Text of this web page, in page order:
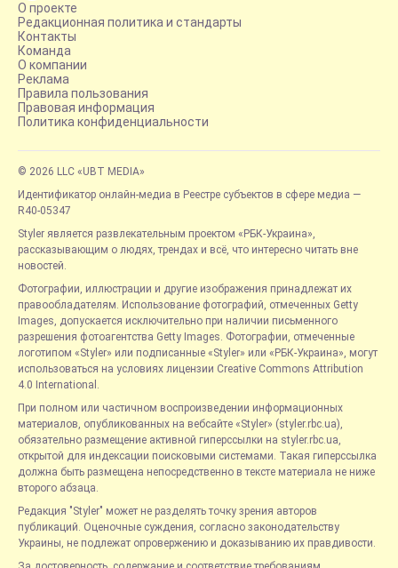
О проекте
Редакционная политика и стандарты
Контакты
Команда
О компании
Реклама
Правила пользования
Правовая информация
Политика конфиденциальности
© 2026 LLC «UBT MEDIA»
Идентификатор онлайн-медиа в Реестре субъектов в сфере медиа —
R40-05347
Styler является развлекательным проектом «РБК-Украина»,
рассказывающим о людях, трендах и всё, что интересно читать вне
новостей.
Фотографии, иллюстрации и другие изображения принадлежат их
правообладателям. Использование фотографий, отмеченных Getty
Images, допускается исключительно при наличии письменного
разрешения фотоагентства Getty Images. Фотографии, отмеченные
логотипом «Styler» или подписанные «Styler» или «РБК-Украина», могут
использоваться на условиях лицензии Creative Commons Attribution
4.0 International.
При полном или частичном воспроизведении информационных
материалов, опубликованных на вебсайте «Styler» (styler.rbc.ua),
обязательно размещение активной гиперссылки на styler.rbc.ua,
открытой для индексации поисковыми системами. Такая гиперссылка
должна быть размещена непосредственно в тексте материала не ниже
второго абзаца.
Редакция "Styler" может не разделять точку зрения авторов
публикаций. Оценочные суждения, согласно законодательству
Украины, не подлежат опровержению и доказыванию их правдивости.